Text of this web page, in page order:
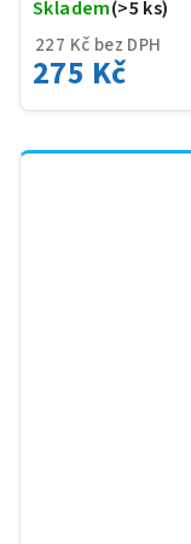
227 Kč bez DPH
275 Kč
Skladem(>5 ks)